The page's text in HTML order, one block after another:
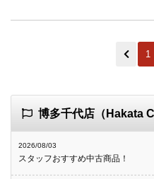
1
博多千代店（Hakata
2026/08/03
スタッフおすすめ中古商品！